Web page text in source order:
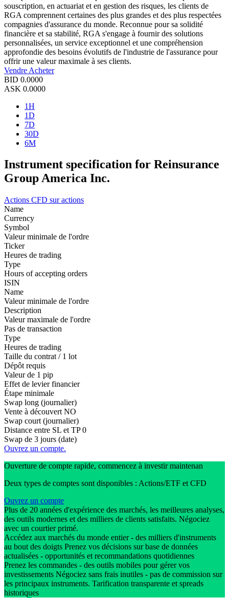
souscription, en actuariat et en gestion des risques, les clients de
RGA comprennent certaines des plus grandes et des plus respectées
compagnies d'assurance du monde. Reconnue pour sa solidité
financière et sa stabilité, RGA s'engage à fournir des solutions
personnalisées, un service exceptionnel et une compréhension
approfondie des besoins évolutifs de l'industrie de l'assurance pour
offrir une valeur maximale à ses clients.
Vendre Acheter
BID 0.0000
ASK 0.0000
1H
1D
7D
30D
6M
Instrument specification for Reinsurance
Group America Inc.
Actions CFD sur actions
Name
Currency
Symbol
Valeur minimale de l'ordre
Ticker
Heures de trading
Type
Hours of accepting orders
ISIN
Name
Valeur minimale de l'ordre
Description
Valeur maximale de l'ordre
Pas de transaction
Type
Heures de trading
Taille du contrat / 1 lot
Dépôt requis
Valeur de 1 pip
Effet de levier financier
Étape minimale
Swap long (journalier)
Vente à découvert NO
Swap court (journalier)
Distance entre SL et TP 0
Swap de 3 jours (date)
Ouvrez un compte.
Ouverture de compte rapide, commencez à investir maintenan
Deux types de comptes sont disponibles : Actions/ETF et CFD
Ouvrez un compte
Plus de 20 années d'expérience des marchés, les meilleures analyses,
des outils modernes et des milliers de clients satisfaits. Négociez
avec un courtier primé.
Accédez aux marchés du monde entier - des milliers d'instruments
au bout des doigts Prenez vos décisions sur base de données
actualisées - opportunités et recommandations quotidiennes
Prenez les commandes - des outils mobiles pour gérer vos
investissements Négociez sans frais inutiles - pas de commission sur
les principaux instruments. Tarification transparente et spreads
historiques